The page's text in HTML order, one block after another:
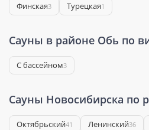
Финская3 Турецкая1
Сауны в районе Обь по
С бассейном3
Сауны Новосибирска по
Октябрьский41 Ленинский36